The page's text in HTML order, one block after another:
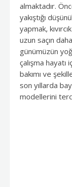
almaktadır.
yakıştığı
yapmak,
uzun saçın
günümüzün
çalışma hayatı
bakımı ve
son yıllarda
modellerini